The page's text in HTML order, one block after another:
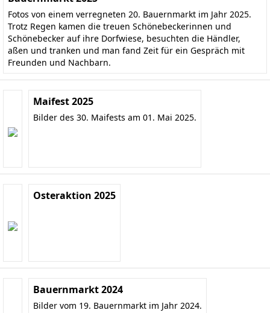
Fotos von einem verregneten 20. Bauernmarkt im Jahr 2025.
Trotz Regen kamen die treuen Schönebeckerinnen und
Schönebecker auf ihre Dorfwiese, besuchten die Händler,
aßen und tranken und man fand Zeit für ein Gespräch mit
Freunden und Nachbarn.
Maifest 2025
Bilder des 30. Maifests am 01. Mai 2025.
Osteraktion 2025
Bauernmarkt 2024
Bilder vom 19. Bauernmarkt im Jahr 2024.